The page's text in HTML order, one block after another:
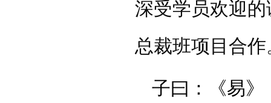
深受学员欢迎
总裁班项目合作
子曰：《易》